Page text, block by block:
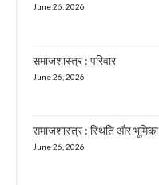
June 26, 2026
समाजशास्त्र : परिवार
June 26, 2026
समाजशास्त्र : स्थिति और भूमिका
June 26, 2026